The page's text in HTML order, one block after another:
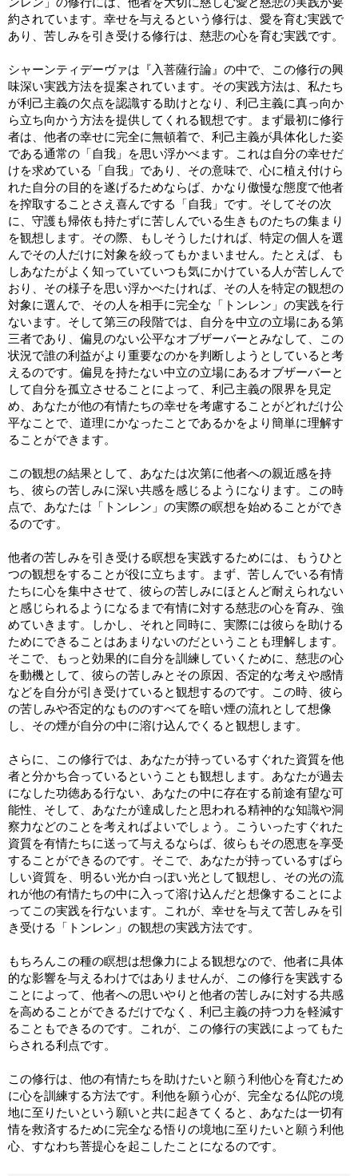
約されています。幸せを与えるという修行は、愛を育む実践で
あり、苦しみを引き受ける修行は、慈悲の心を育む実践です。
シャーンティデーヴァは『入菩薩行論』の中で、この修行の興
味深い実践方法を提案されています。その実践方法は、私たち
が利己主義の欠点を認識する助けとなり、利己主義に真っ向か
ら立ち向かう方法を提供してくれる観想です。まず最初に修行
者は、他者の幸せに完全に無頓着で、利己主義が具体化した姿
である通常の「自我」を思い浮かべます。これは自分の幸せだ
けを求めている「自我」であり、その意味で、心に植え付けら
れた自分の目的を遂げるためならば、かなり傲慢な態度で他者
を搾取することさえ喜んでする「自我」です。そしてその次
に、守護も帰依も持たずに苦しんでいる生きものたちの集まり
を観想します。その際、もしそうしたければ、特定の個人を選
んでその人だけに対象を絞ってもかまいません。たとえば、も
しあなたがよく知っていていつも気にかけている人が苦しんで
おり、その様子を思い浮かべたければ、その人を特定の観想の
対象に選んで、その人を相手に完全な「トンレン」の実践を行
ないます。そして第三の段階では、自分を中立の立場にある第
三者であり、偏見のない公平なオブザーバーとみなして、この
状況で誰の利益がより重要なのかを判断しようとしていると考
えるのです。偏見を持たない中立の立場にあるオブザーバーと
して自分を孤立させることによって、利己主義の限界を見定
め、あなたが他の有情たちの幸せを考慮することがどれだけ公
平なことで、道理にかなったことであるかをより簡単に理解す
ることができます。
この観想の結果として、あなたは次第に他者への親近感を持
ち、彼らの苦しみに深い共感を感じるようになります。この時
点で、あなたは「トンレン」の実際の瞑想を始めることができ
るのです。
他者の苦しみを引き受ける瞑想を実践するためには、もうひと
つの観想をすることが役に立ちます。まず、苦しんでいる有情
たちに心を集中させて、彼らの苦しみにほとんど耐えられない
と感じられるようになるまで有情に対する慈悲の心を育み、強
めていきます。しかし、それと同時に、実際には彼らを助ける
ためにできることはあまりないのだということも理解します。
そこで、もっと効果的に自分を訓練していくために、慈悲の心
を動機として、彼らの苦しみとその原因、否定的な考えや感情
などを自分が引き受けていると観想するのです。この時、彼ら
の苦しみや否定的なもののすべてを暗い煙の流れとして想像
し、その煙が自分の中に溶け込んでくると観想します。
さらに、この修行では、あなたが持っているすぐれた資質を他
者と分かち合っているということも観想します。あなたが過去
になした功徳ある行ない、あなたの中に存在する前途有望な可
能性、そして、あなたが達成したと思われる精神的な知識や洞
察力などのことを考えればよいでしょう。こういったすぐれた
資質を有情たちに送って与えるならば、彼らもその恩恵を享受
することができるのです。そこで、あなたが持っているすばら
しい資質を、明るい光か白っぽい光として観想し、その光の流
れが他の有情たちの中に入って溶け込んだと想像することによ
ってこの実践を行ないます。これが、幸せを与えて苦しみを引
き受ける「トンレン」の観想の実践方法です。
もちろんこの種の瞑想は想像力による観想なので、他者に具体
的な影響を与えるわけではありませんが、この修行を実践する
ことによって、他者への思いやりと他者の苦しみに対する共感
を高めることができるだけでなく、利己主義の持つ力を軽減す
ることもできるのです。これが、この修行の実践によってもた
らされる利点です。
この修行は、他の有情たちを助けたいと願う利他心を育むため
に心を訓練する方法です。利他を願う心が、完全なる仏陀の境
地に至りたいという願いと共に起きてくると、あなたは一切有
情を救済するために完全なる悟りの境地に至りたいと願う利他
心、すなわち菩提心を起こしたことになるのです。